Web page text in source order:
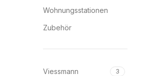
Wohnungsstationen
Zubehör
Viessmann 3